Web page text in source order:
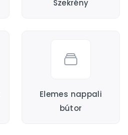
Szekrény
Elemes nappali
bútor